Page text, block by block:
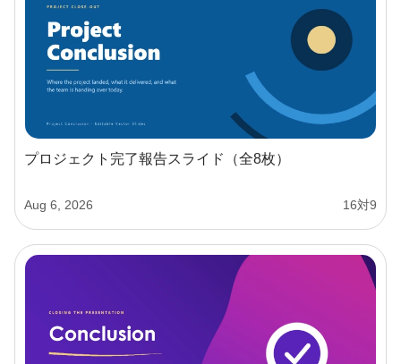
プロジェクト完了報告スライド（全8枚）
Aug 6, 2026 16対9